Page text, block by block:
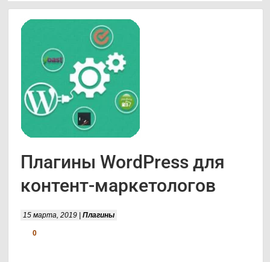
Плагины WordPress для
контент-маркетологов
15 марта, 2019 |Плагины
0